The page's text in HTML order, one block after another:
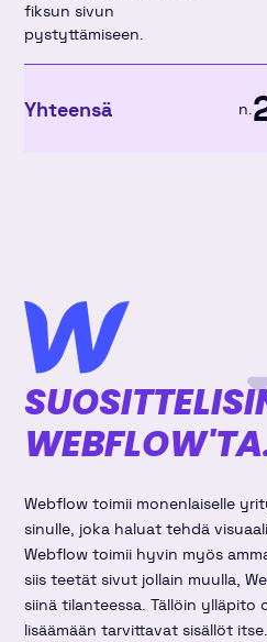
fiksun sivun
pystyttämiseen.
Yhteensä n.
Webflow toimii monenlaiselle
sinulle, joka haluat tehdä
Webflow toimii hyvin myös
siis teetät sivut jollain muulla,
siinä tilanteessa. Tällöin ylläpito
lisäämään tarvittavat sisällöt itse.